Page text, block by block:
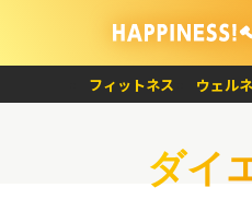
フィットネス ウェル
ダイ